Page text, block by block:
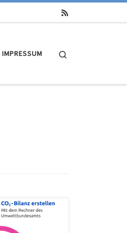
IMPRESSUM